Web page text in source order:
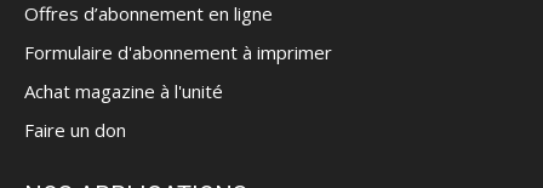
Offres d’abonnement en ligne
Formulaire d'abonnement à imprimer
Achat magazine à l'unité
Faire un don